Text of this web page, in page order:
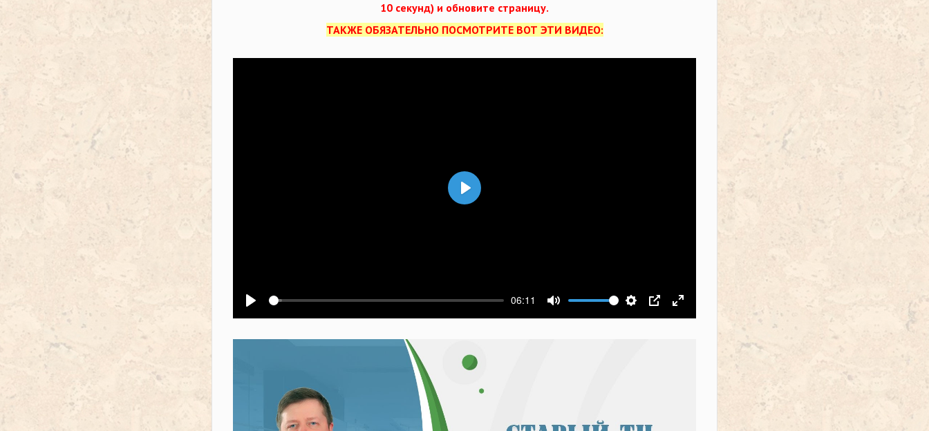
10 секунд) и обновите страницу.
ТАКЖЕ ОБЯЗАТЕЛЬНО ПОСМОТРИТЕ ВОТ ЭТИ ВИДЕО:
Воспроизвести
06:11
Выключить звукНастройки
PIP На весь экран
Воспроизвести